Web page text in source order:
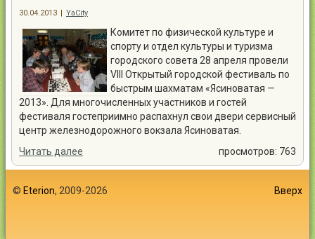
30.04.2013 | YaCity
Комитет по физической культуре и
спорту и отдел культуры и туризма
городского совета 28 апреля провели
VІІІ Открытый городской фестиваль по
быстрым шахматам «Ясиноватая —
2013». Для многочисленных участников и гостей
фестиваля гостеприимно распахнул свои двери сервисный
центр железнодорожного вокзала Ясиноватая.
Читать далее
просмотров: 763
© Eterion, 2009-2026 Вверх